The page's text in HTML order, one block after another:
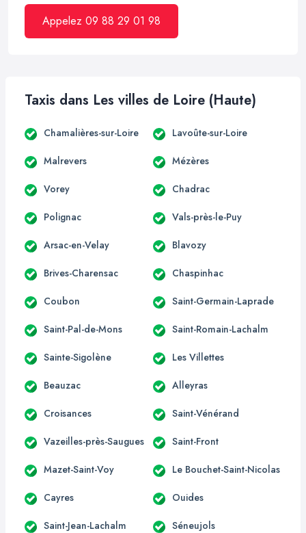
Appelez 09 88 29 01 98
Taxis dans Les villes de Loire (Haute)
Chamalières-sur-Loire Lavoûte-sur-Loire
Malrevers Mézères
Vorey Chadrac
Polignac Vals-près-le-Puy
Arsac-en-Velay Blavozy
Brives-Charensac Chaspinhac
Coubon Saint-Germain-Laprade
Saint-Pal-de-Mons Saint-Romain-Lachalm
Sainte-Sigolène Les Villettes
Beauzac Alleyras
Croisances Saint-Vénérand
Vazeilles-près-Saugues Saint-Front
Mazet-Saint-Voy Le Bouchet-Saint-Nicolas
Cayres Ouides
Saint-Jean-Lachalm Séneujols